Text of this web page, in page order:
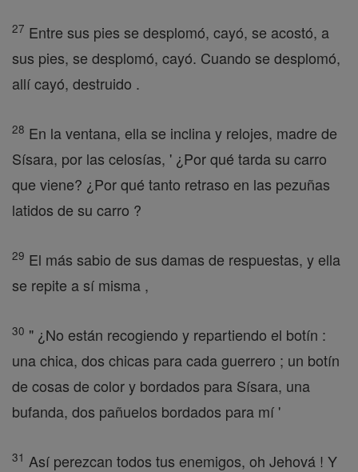
27 Entre sus pies se desplomó, cayó, se acostó, a
sus pies, se desplomó, cayó. Cuando se desplomó,
allí cayó, destruido .
28 En la ventana, ella se inclina y relojes, madre de
Sísara, por las celosías, ' ¿Por qué tarda su carro
que viene? ¿Por qué tanto retraso en las pezuñas
latidos de su carro ?
29 El más sabio de sus damas de respuestas, y ella
se repite a sí misma ,
30 " ¿No están recogiendo y repartiendo el botín :
una chica, dos chicas para cada guerrero ; un botín
de cosas de color y bordados para Sísara, una
bufanda, dos pañuelos bordados para mí '
31 Así perezcan todos tus enemigos, oh Jehová ! Y